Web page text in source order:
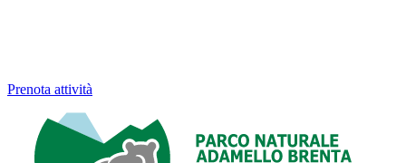
Prenota attività